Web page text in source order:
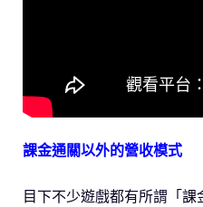
課金通關以外的營收模式
目下不少遊戲都有所謂「